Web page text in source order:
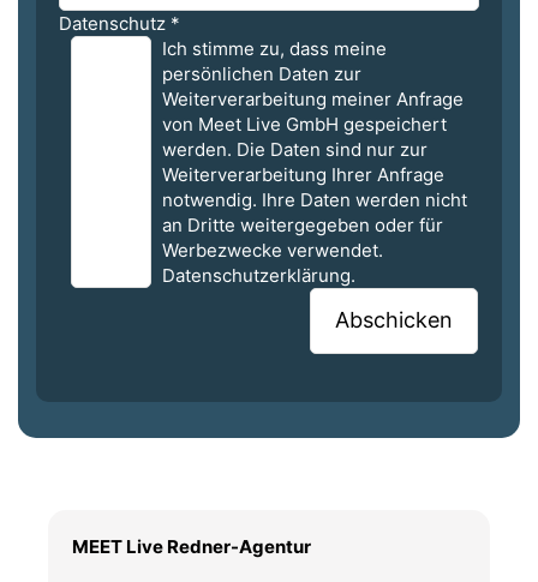
Datenschutz *
Ich stimme zu, dass meine
persönlichen Daten zur
Weiterverarbeitung meiner Anfrage
von Meet Live GmbH gespeichert
werden. Die Daten sind nur zur
Weiterverarbeitung Ihrer Anfrage
notwendig. Ihre Daten werden nicht
an Dritte weitergegeben oder für
Werbezwecke verwendet.
Datenschutzerklärung.
MEET Live Redner-Agentur